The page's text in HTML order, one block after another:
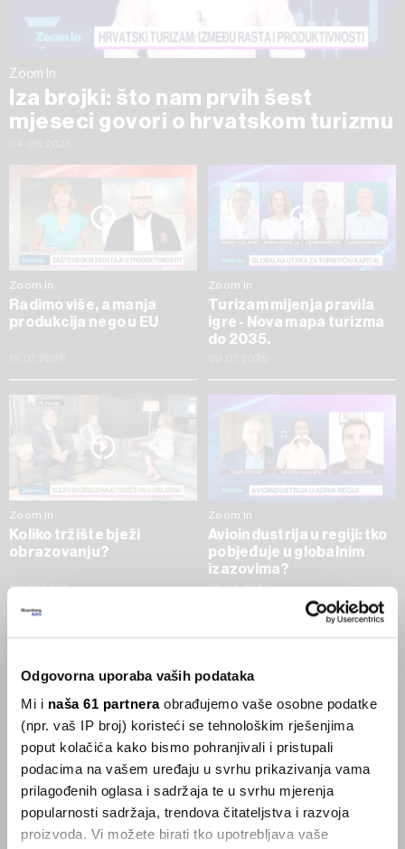
Odgovorna uporaba vaših podataka
Mi i naša 61 partneraobrađujemo vaše osobne podatke
(npr. vaš IP broj) koristeći se tehnološkim rješenjima
poput kolačića kako bismo pohranjivali i pristupali
podacima na vašem uređaju u svrhu prikazivanja vama
prilagođenih oglasa i sadržaja te u svrhu mjerenja
popularnosti sadržaja, trendova čitateljstva i razvoja
proizvoda. Vi možete birati tko upotrebljava vaše
Zoom In
Iza brojki: što nam prvih šest
mjeseci govori o hrvatskom turizmu
Zoom In
Radimo više, a manja
produkcija nego u EU
Zoom In
Turizam mijenja pravila
igre - Nova mapa turizma
do 2035.
Zoom In
Koliko tržište bježi
obrazovanju?
02.07.2026
Zoom In
Avioindustrija u regiji: tko
pobjeđuje u globalnim
izazovima?
23.06.2026
SVE VIJESTI IZ RUBRIKE ZOOM IN
Businessweek Adria
Korisnici GLP-1 lijekova mršave,
ekonomija se deblja
Visok trošak selidbe kompanija iz Kine